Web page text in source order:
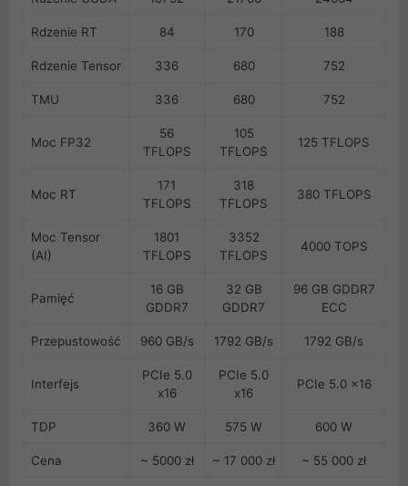
Rdzenie RT 84 170 188
Rdzenie Tensor 336 680 752
TMU 336 680 752
Moc FP32
56
TFLOPS
105
TFLOPS
125 TFLOPS
Moc RT
171
TFLOPS
318
TFLOPS
380 TFLOPS
Moc Tensor
(AI)
1801
TFLOPS
3352
TFLOPS
4000 TOPS
Pamięć
16 GB
GDDR7
32 GB
GDDR7
96 GB GDDR7
ECC
Przepustowość 960 GB/s 1792 GB/s 1792 GB/s
Interfejs
PCIe 5.0
x16
PCIe 5.0
x16
PCIe 5.0 x16
TDP 360 W 575 W 600 W
Cena ~ 5000 zł ~ 17 000 zł ~ 55 000 zł